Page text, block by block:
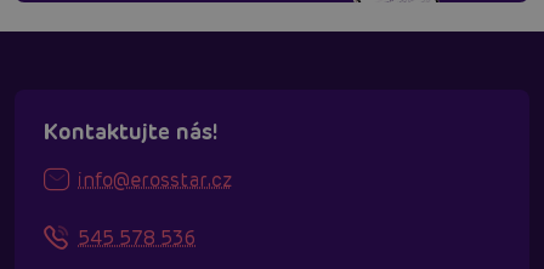
Kontaktujte nás!
info@erosstar.cz
545 578 536